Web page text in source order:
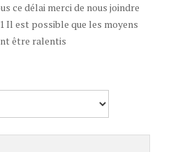
ce délai merci de nous joindre
Il est possible que les moyens
être ralentis